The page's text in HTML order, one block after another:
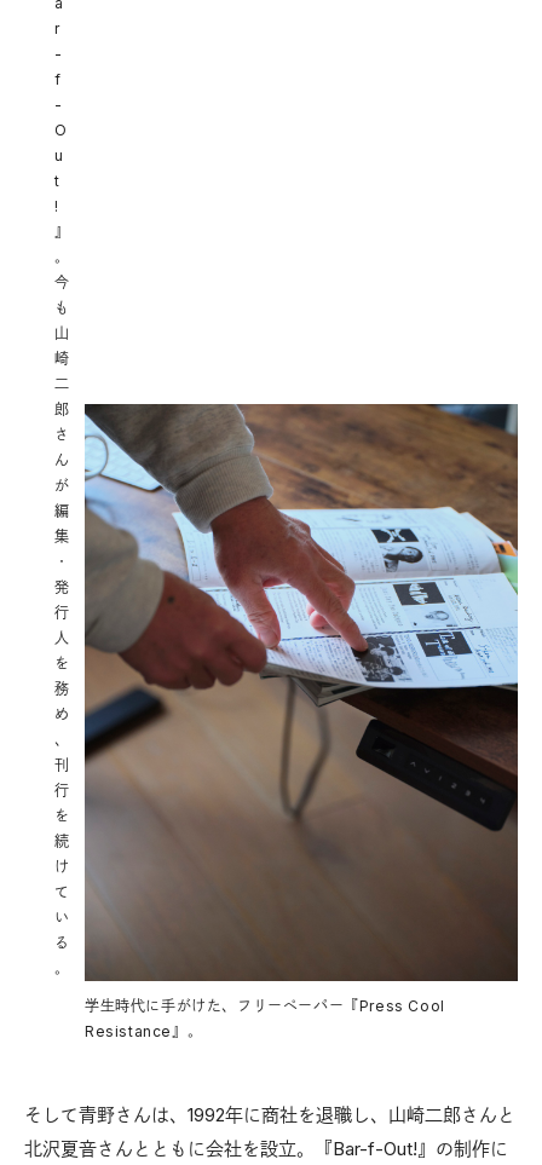
r
-
f
-
O
u
t
!
』
。
今
も
山
崎
二
郎
さ
ん
が
編
集
・
発
行
人
を
務
め
、
刊
行
を
続
け
て
い
る
。
学生時代に手がけた​、フリーペーパー『Press Cool
Resistance』。
そして青野さんは、1992年に商社を退職し、山崎二郎さんと
北沢夏音さんとともに会社を設立。『Bar-f-Out!』の制作に